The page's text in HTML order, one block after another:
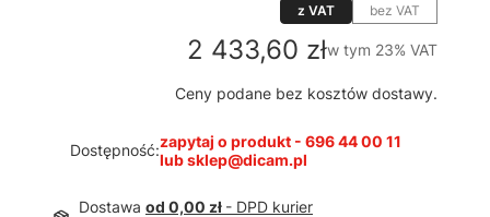
z VAT bez VAT
Cena
2 433,60 złw tym 23% VAT
w tym 23% VAT
Ceny podane bez kosztów dostawy.
Dostępność:zapytaj o produkt - 696 44 00 11
lub sklep@dicam.pl
Dostawa od 0,00 zł - DPD kurier